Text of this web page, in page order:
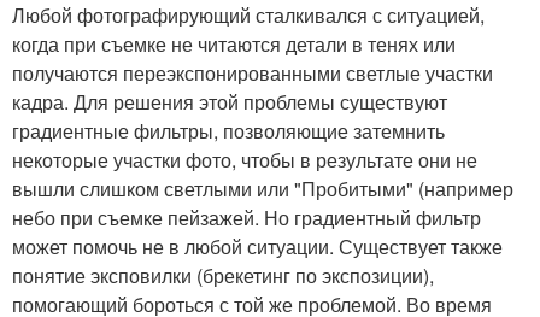
Любой фотографирующий сталкивался с ситуацией,
когда при съемке не читаются детали в тенях или
получаются переэкспонированными светлые участки
кадра. Для решения этой проблемы существуют
градиентные фильтры, позволяющие затемнить
некоторые участки фото, чтобы в результате они не
вышли слишком светлыми или "Пробитыми" (например
небо при съемке пейзажей. Но градиентный фильтр
может помочь не в любой ситуации. Существует также
понятие эксповилки (брекетинг по экспозиции),
помогающий бороться с той же проблемой. Во время